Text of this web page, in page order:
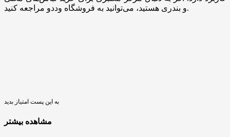
و بندری هستید، می‌توانید به فروشگاه وددو مراجعه کنید.
به این پست امتیاز بدید
مشاهده بیشتر